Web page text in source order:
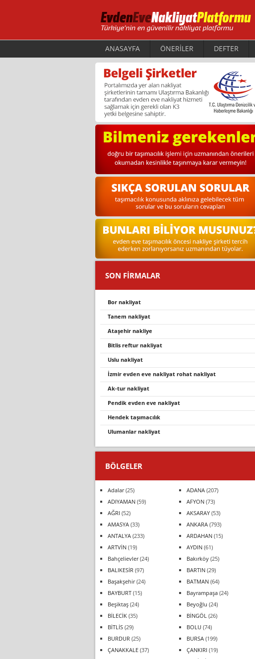
ANASAYFA ÖNERİLER DEFTER
SON FİRMALAR
bor nakliyat
tanem nakliyat
ataşehi̇r nakli̇ye
bi̇tli̇s reftur nakli̇yat
uslu nakliyat
i̇zmir evden eve nakliyat rohat nakli̇yat
ak-tur nakliyat
pendi̇k evden eve nakli̇yat
hendek taşimacilik
ulumanlar nakliyat
BÖLGELER
Adalar(25) ADANA (207)
ADIYAMAN (59) AFYON (73)
AĞRI (52) AKSARAY (53)
AMASYA (33) ANKARA (793)
ANTALYA (233) ARDAHAN (15)
ARTVİN (19) AYDIN (61)
Bahçelievler(24) Bakırköy (25)
BALIKESİR (97) BARTIN (29)
Başakşehir(24) BATMAN (64)
BAYBURT (15) Bayrampaşa (24)
Beşiktaş (24) Beyoğlu (24)
BİLECİK (35) BİNGÖL (26)
BİTLİS (29) BOLU (74)
BURDUR (25) BURSA (199)
ÇANAKKALE (37) ÇANKIRI (19)